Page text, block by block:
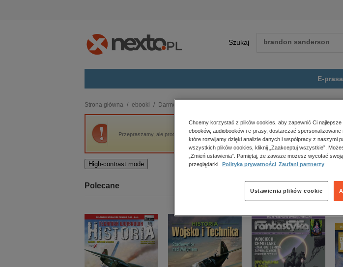
Szukaj
E-prasa
budownictwo, aranżacja wnętrz
biznesowe, branżowe, gospodarka
darmowe wydania
edukacja
kobiece, lifestyle, kultura
polityka, społeczno-informacyjne
psychologiczne
inne
popularno-naukowe
historia
zdrowie
religie
Strona główna ebooki Darmowe ebooki
Przepraszamy, ale produkt „Życie i czyny pułkownika Zygmunta Miłkowskiego (T. T. Jeża)”
High-contrast mode
Polecane
Chcemy korzystać z plików cookies, aby zapewnić Ci
ebooków, audiobooków i e-prasy, dostarczać
które rozwijamy dzięki analizie danych i współpracy z naszymi
wszystkich plików cookies, kliknij „Zaakceptuj wszystkie”.
„Zmień ustawienia”. Pamiętaj, że zawsze możesz wycofać
przeglądarki.
Polityka prywatności Zaufani partnerzy
Ustawienia plików cookie